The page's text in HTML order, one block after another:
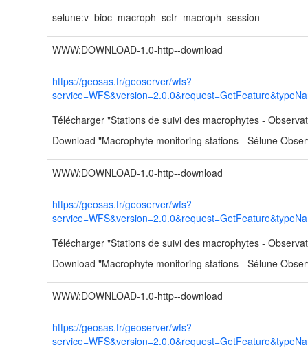
selune:v_bioc_macroph_sctr_macroph_session
WWW:DOWNLOAD-1.0-http--download
https://geosas.fr/geoserver/wfs?
Télécharger "Stations de suivi des macrophytes -
Download "Macrophyte monitoring stations - Sélune
WWW:DOWNLOAD-1.0-http--download
https://geosas.fr/geoserver/wfs?
Télécharger "Stations de suivi des macrophytes -
Download "Macrophyte monitoring stations - Sélune
WWW:DOWNLOAD-1.0-http--download
https://geosas.fr/geoserver/wfs?